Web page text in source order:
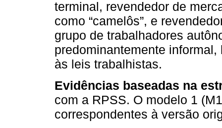
terminal, revendedor de
como “camelôs”, e
grupo de trabalhadores
predominantemente
às leis trabalhistas.
Evidências baseadas na
com a RPSS. O modelo 1
correspondentes à versão